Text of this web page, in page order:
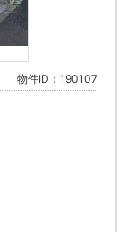
物件ID：190107